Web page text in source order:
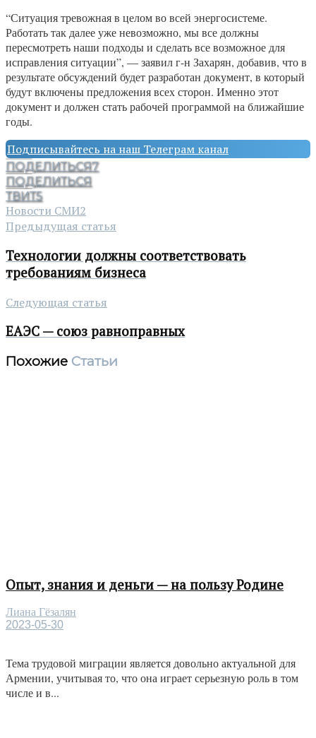
“Ситуация тревожная в целом во всей энергосистеме.
Работать так далее уже невозможно, мы все должны
пересмотреть наши подходы и сделать все возможное для
исправления ситуации”, — заявил г-н Захарян, добавив, что в
результате обсуждений будет разработан документ, в который
будут включены предложения всех сторон. Именно этот
документ и должен стать рабочей программой на ближайшие
годы.
Подписывайтесь на наш Телеграм канал
ПОДЕЛИТЬСЯ7
ПОДЕЛИТЬСЯ
ТВИТ5
Новости СМИ2
Предыдущая статья
Технологии должны соответствовать
требованиям бизнеса
Следующая статья
ЕАЭС — союз равноправных
Похожие Статьи
Опыт, знания и деньги — на пользу Родине
Лиана Гёзалян
2023-05-30
Тема трудовой миграции является довольно актуальной для
Армении, учитывая то, что она играет серьезную роль в том
числе и в...